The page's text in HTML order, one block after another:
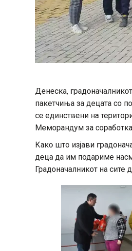
Денеска,
пакетчиња за децата со
се единствени на
Меморандум за
Како што изјави
деца да им подариме
Градоначалникот на сите